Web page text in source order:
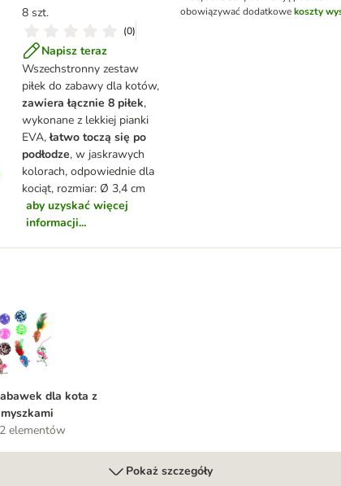
8 szt.
(0)
Napisz teraz
Wszechstronny zestaw
piłek do zabawy dla kotów,
zawiera łącznie 8 piłek,
wykonane z lekkiej pianki
EVA,łatwo toczą się po
podłodze, w jaskrawych
kolorach, odpowiednie dla
kociąt, rozmiar: Ø 3,4 cm
aby uzyskać więcej
informacji...
obowiązywać dodatkowekoszty
dla kota z piłkami i myszkami
dla kota z
elementów
Pokaż szczegóły